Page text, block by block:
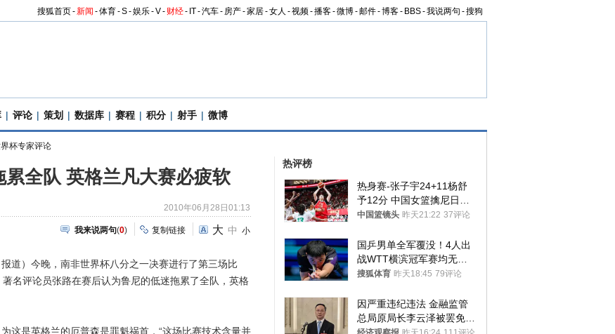
搜狐首页-新闻 -体育-S-娱乐-V- 财经- IT-汽车- 房产-家居-女人 -视频-播客-微博-邮件-博客- BBS-我说两句 -搜狗
| 评论 | 策划 | 数据库 | 赛程 | 积分 | 射手 | 微博
杯专家评论
全队 英格兰凡大赛必疲软
2010年06月28日01:13
我来说两句(0) 复制链接 大 中 小
道）今晚，南非世界杯八分之一决赛进行了第三场比
名评论员张路在赛后认为鲁尼的低迷拖累了全队，英格
是英格兰的厄普森是罪魁祸首，“这场比赛技术含量并
热评榜
热身赛-张子宇24+11杨舒
予12分 中国女篮擒尼日利
亚
中国篮镜头 昨天21:22 37评论
国乒男单全军覆没！4人出
战WTT横滨冠军赛均无缘
八强
搜狐体育 昨天18:45 79评论
因严重违纪违法 金融监管
总局原局长李云泽被罢免全